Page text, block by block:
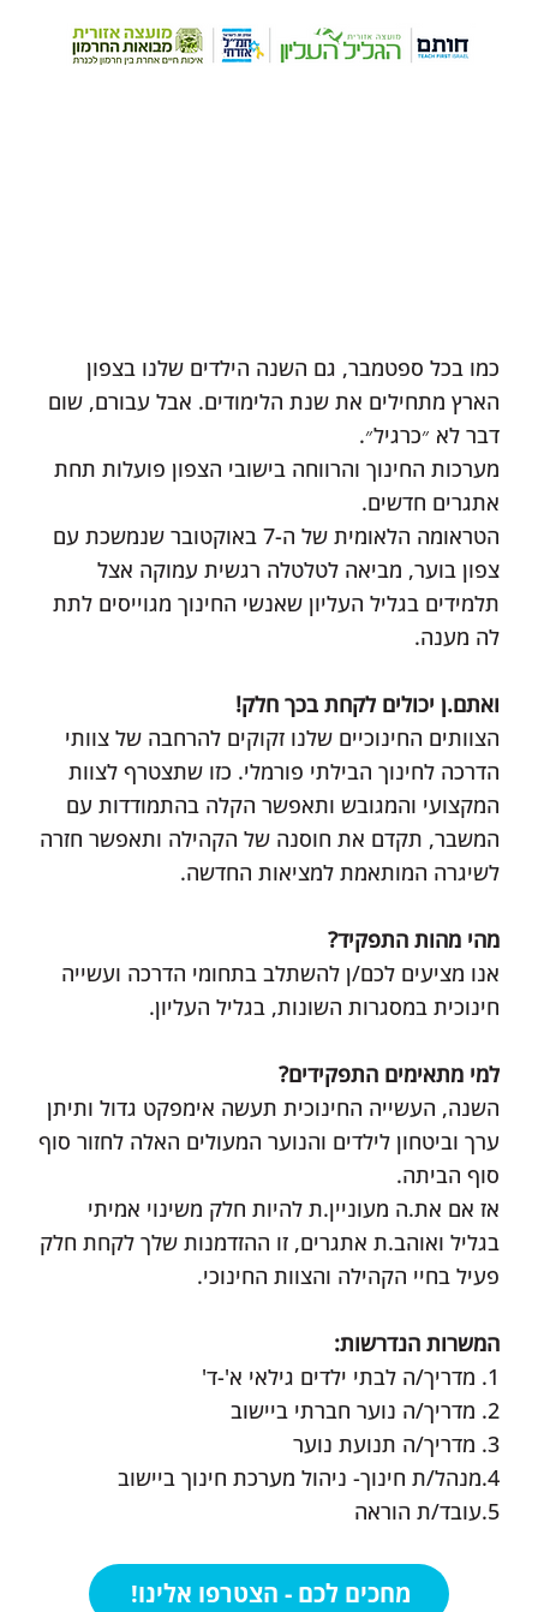
כמו בכל ספטמבר, גם השנה הילדים שלנו בצפון
הארץ מתחילים את שנת הלימודים. אבל עבורם, שום
דבר לא ״כרגיל״.
‏‎מערכות החינוך והרווחה בישובי הצפון פועלות תחת
אתגרים חדשים.
‏‎הטראומה הלאומית של ה-7 באוקטובר שנמשכת עם
צפון בוער, מביאה לטלטלה רגשית עמוקה אצל
תלמידים בגליל העליון שאנשי החינוך מגוייסים לתת
לה מענה.
ואתם.ן יכולים לקחת בכך חלק!
‏‎הצוותים החינוכיים שלנו זקוקים להרחבה של צוותי
הדרכה לחינוך הבילתי פורמלי. כזו שתצטרף לצוות
המקצועי והמגובש ותאפשר הקלה בהתמודדות עם
המשבר, תקדם את חוסנה של הקהילה ותאפשר חזרה
לשיגרה המותאמת למציאות החדשה.
‏‎אנו מציעים לכם/ן להשתלב בתחומי הדרכה ועשייה
חינוכית במסגרות השונות, בגליל העליון.
למי מתאימים התפקידים?
השנה, העשייה החינוכית תעשה אימפקט גדול ותיתן
ערך וביטחון לילדים והנוער המעולים האלה לחזור סוף
סוף הביתה.
אז אם את.ה מעוניין.ת להיות חלק משינוי אמיתי
בגליל ואוהב.ת אתגרים, זו ההזדמנות שלך לקחת חלק
פעיל בחיי הקהילה והצוות החינוכי.
המשרות הנדרשות:
1. מדריך/ה לבתי ילדים גילאי א'-ד'
2. מדריך/ה נוער חברתי ביישוב
3. מדריך/ה תנועת נוער
4.מנהל/ת חינוך- ניהול מערכת חינוך ביישוב
5.עובד/ת הוראה
מחכים לכם - הצטרפו אלינו!